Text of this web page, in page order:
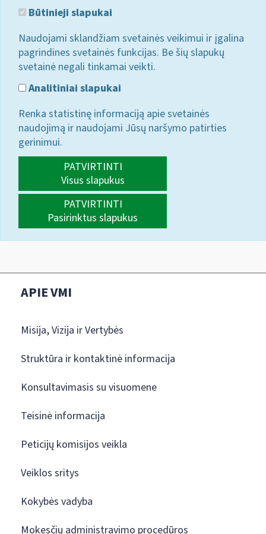
Būtinieji slapukai
Naudojami sklandžiam svetainės veikimui ir įgalina
pagrindines svetainės funkcijas. Be šių slapukų
svetainė negali tinkamai veikti.
Analitiniai slapukai
Renka statistinę informaciją apie svetainės
naudojimą ir naudojami Jūsų naršymo patirties
gerinimui.
PATVIRTINTI
Visus slapukus
PATVIRTINTI
Pasirinktus slapukus
APIE VMI
Misija, Vizija ir Vertybės
Struktūra ir kontaktinė informacija
Konsultavimasis su visuomene
Teisinė informacija
Peticijų komisijos veikla
Veiklos sritys
Kokybės vadyba
Mokesčių administravimo procedūros